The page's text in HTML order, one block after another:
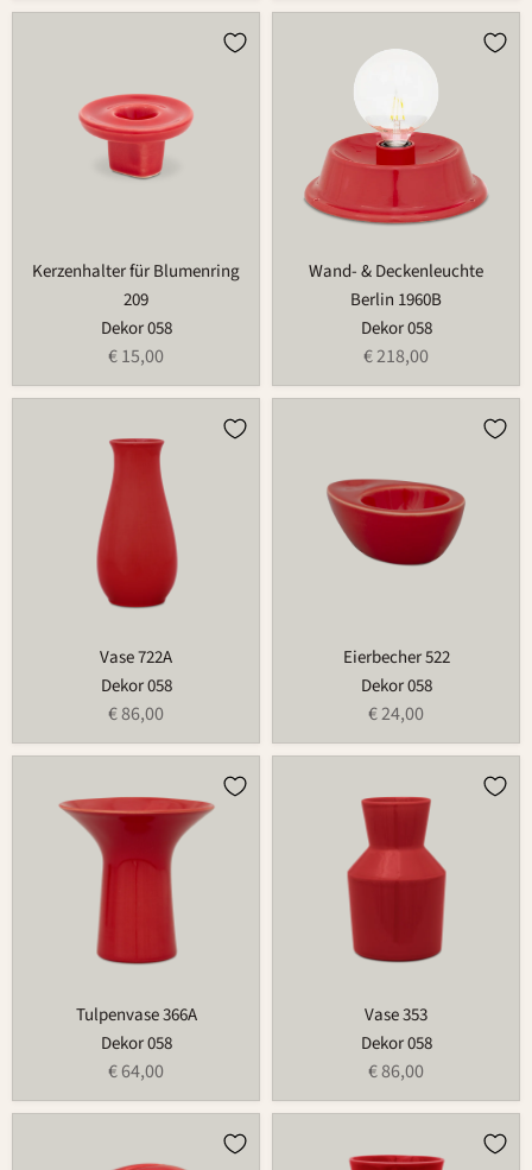
Kerzenhalter für Blumenring
209
Dekor 058
€ 15,00
Deckenleuchte
Wand- & Deckenleuchte
Berlin 1960B
Dekor 058
€ 218,00
Vase 722A
Dekor 058
€ 86,00
Eierbecher 522
Dekor 058
€ 24,00
Tulpenvase 366A
Dekor 058
€ 64,00
Vase 353
Dekor 058
€ 86,00